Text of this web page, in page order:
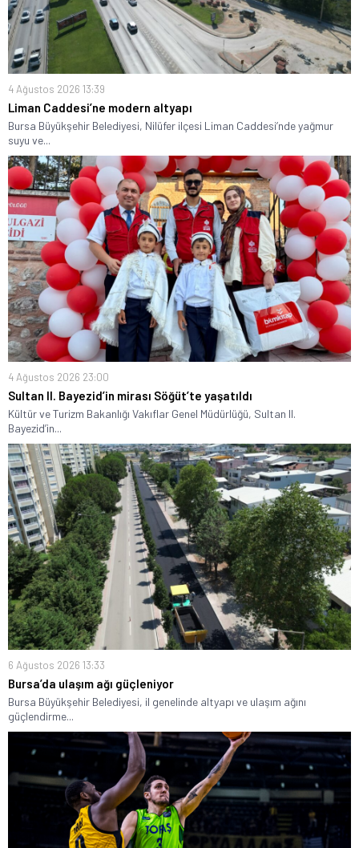
4 Ağustos 2026 13:39
Liman Caddesi’ne modern altyapı
Bursa Büyükşehir Belediyesi, Nilüfer ilçesi Liman Caddesi’nde yağmur
suyu ve...
4 Ağustos 2026 23:00
Sultan II. Bayezid’in mirası Söğüt’te yaşatıldı
Kültür ve Turizm Bakanlığı Vakıflar Genel Müdürlüğü, Sultan II.
Bayezid’in...
6 Ağustos 2026 13:33
Bursa’da ulaşım ağı güçleniyor
Bursa Büyükşehir Belediyesi, il genelinde altyapı ve ulaşım ağını
güçlendirme...